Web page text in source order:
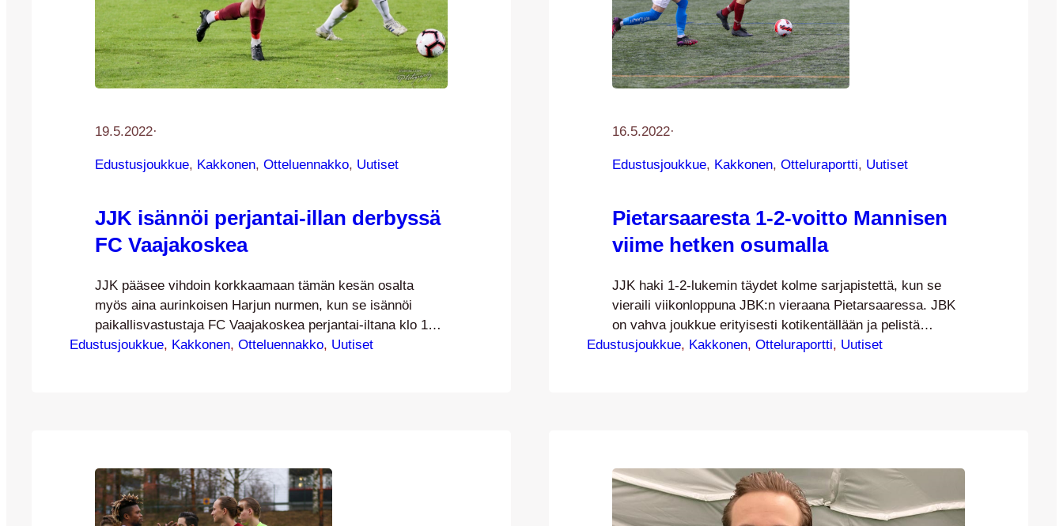
19.5.2022·
Edustusjoukkue, Kakkonen, Otteluennakko, Uutiset
JJK isännöi perjantai-illan derbyssä
FC Vaajakoskea
JJK pääsee vihdoin korkkaamaan tämän kesän osalta
myös aina aurinkoisen Harjun nurmen, kun se isännöi
paikallisvastustaja FC Vaajakoskea perjantai-iltana klo 19
pelattavassa kamppailussa. Tänä vuonna
Edustusjoukkue, Kakkonen, Otteluennakko, Uutiset
16.5.2022·
Edustusjoukkue, Kakkonen, Otteluraportti, Uutiset
Pietarsaaresta 1-2-voitto Mannisen
viime hetken osumalla
JJK haki 1-2-lukemin täydet kolme sarjapistettä, kun se
vieraili viikonloppuna JBK:n vieraana Pietarsaaressa. JBK
on vahva joukkue erityisesti kotikentällään ja pelistä
muodostuikin lopulta odotetun vaikea. Daniel Säily vei
Edustusjoukkue, Kakkonen, Otteluraportti, Uutiset